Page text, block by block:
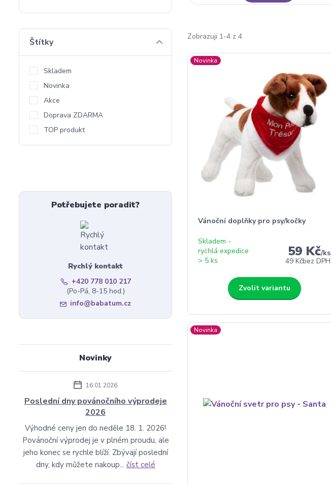
Zobrazuji 1-4 z 4
Novinka
Vánoční doplňky pro psy/kočky
59 Kč/ks
49 Kčbez DPH
Skladem -
rychlá expedice
> 5 ks
Zvolit variantu
Novinka
Štítky
Skladem
Novinka
Akce
Doprava ZDARMA
TOP produkt
Potřebujete poradit?
Rychlý kontakt
+420 778 010 217
(Po-Pá, 8-15 hod.)
info@babatum.cz
Novinky
16.01.2026
Poslední dny povánočního výprodeje
2026
Výhodné ceny jen do neděle 18. 1. 2026!
Povánoční výprodej je v plném proudu, ale
jeho konec se rychle blíží. Zbývají poslední
dny, kdy můžete nakoup... číst celé